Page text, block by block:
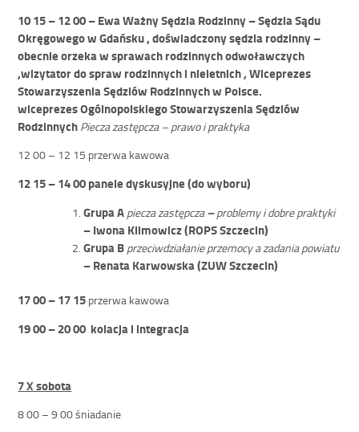
10 15 – 12 00 – Ewa Ważny Sędzia Rodzinny – Sędzia Sądu
Okręgowego w Gdańsku , doświadczony sędzia rodzinny –
obecnie orzeka w sprawach rodzinnych odwoławczych
,wizytator do spraw rodzinnych i nieletnich , Wiceprezes
Stowarzyszenia Sędziów Rodzinnych w Polsce.
wiceprezes Ogólnopolskiego Stowarzyszenia Sędziów
Rodzinnych Piecza zastępcza – prawo i praktyka
12 00 – 12 15 przerwa kawowa
12 15 – 14 00 panele dyskusyjne (do wyboru)
Grupa A piecza zastępcza–problemy i dobre praktyki
– Iwona Klimowicz (ROPS Szczecin)
Grupa B przeciwdziałanie przemocy a zadania powiatu
– Renata Karwowska (ZUW Szczecin)
17 00 – 17 15 przerwa kawowa
19 00 – 20 00 kolacja i integracja
7 X sobota
8 00 – 9 00 śniadanie